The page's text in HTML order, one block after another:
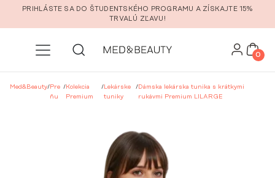
Prejsť na hlavný obsah
PRIHLÁSTE SA DO ŠTUDENTSKÉHO PROGRAMU A ZÍSKAJTE 15%
TRVALÚ ZĽAVU!
0
Med&Beauty/Pre
ňu
/Kolekcia
Premium
/Lekárske
tuniky
/Dámska lekárska tunika s krátkymi
rukávmi Premium LILARGE